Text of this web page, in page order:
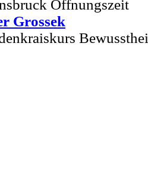
Grossek